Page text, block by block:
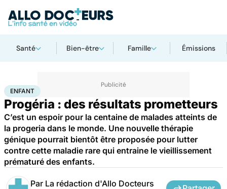
Santé Bien-être Famille Émissions
AccueilFamille
ENFANT
Progéria : des résultats prometteurs
C’est un espoir pour la centaine de malades atteints de
la progeria dans le monde. Une nouvelle thérapie
génique pourrait bientôt être proposée pour lutter
contre cette maladie rare qui entraine le vieillissement
prématuré des enfants.
Par La rédaction d'Allo Docteurs